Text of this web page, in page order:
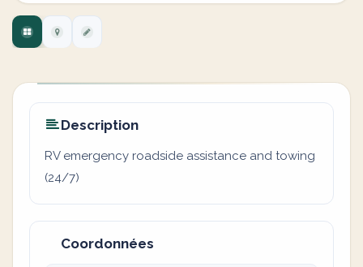
Description
RV emergency roadside assistance and towing
(24/7)
Coordonnées